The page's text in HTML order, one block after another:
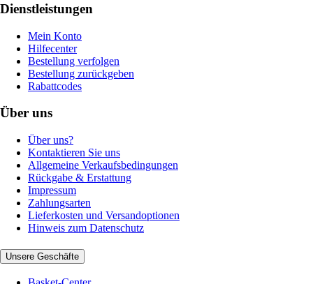
Dienstleistungen
Mein Konto
Hilfecenter
Bestellung verfolgen
Bestellung zurückgeben
Rabattcodes
Über uns
Über uns?
Kontaktieren Sie uns
Allgemeine Verkaufsbedingungen
Rückgabe & Erstattung
Impressum
Zahlungsarten
Lieferkosten und Versandoptionen
Hinweis zum Datenschutz
Unsere Geschäfte